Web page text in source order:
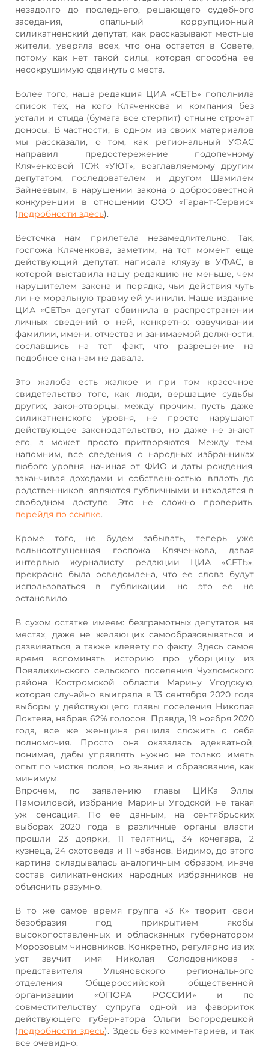
незадолго до последнего, решающего судебного
заседания, опальный коррупционный
силикатненский депутат, как рассказывают местные
жители, уверяла всех, что она остается в Совете,
потому как нет такой силы, которая способна ее
несокрушимую сдвинуть с места.
Более того, наша редакция ЦИА «СЕТЬ» пополнила
список тех, на кого Кляченкова и компания без
устали и стыда (бумага все стерпит) отныне строчат
доносы. В частности, в одном из своих материалов
мы рассказали, о том, как региональный УФАС
направил предостережение подопечному
Кляченковой ТСЖ «УЮТ», возглавляемому другим
депутатом, последователем и другом Шамилем
Зайнеевым, в нарушении закона о добросовестной
конкуренции в отношении ООО «Гарант-Сервис»
(подробности здесь).
Весточка нам прилетела незамедлительно. Так,
госпожа Кляченкова, заметим, на тот момент еще
действующий депутат, написала кляузу в УФАС, в
которой выставила нашу редакцию не меньше, чем
нарушителем закона и порядка, чьи действия чуть
ли не моральную травму ей учинили. Наше издание
ЦИА «СЕТЬ» депутат обвинила в распространении
личных сведений о ней, конкретно: озвучивании
фамилии, имени, отчества и занимаемой должности,
сославшись на тот факт, что разрешение на
подобное она нам не давала.
Это жалоба есть жалкое и при том красочное
свидетельство того, как люди, вершащие судьбы
других, законотворцы, между прочим, пусть даже
силикатненского уровня, не просто нарушают
действующее законодательство, но даже не знают
его, а может просто притворяются. Между тем,
напомним, все сведения о народных избранниках
любого уровня, начиная от ФИО и даты рождения,
заканчивая доходами и собственностью, вплоть до
родственников, являются публичными и находятся в
свободном доступе. Это не сложно проверить,
перейдя по ссылке.
Кроме того, не будем забывать, теперь уже
вольноотпущенная госпожа Кляченкова, давая
интервью журналисту редакции ЦИА «СЕТЬ»,
прекрасно была осведомлена, что ее слова будут
использоваться в публикации, но это ее не
остановило.
В сухом остатке имеем: безграмотных депутатов на
местах, даже не желающих самообразовываться и
развиваться, а также клевету по факту. Здесь самое
время вспоминать историю про уборщицу из
Повалихинского сельского поселения Чухломского
района Костромской области Марину Угодскую,
которая случайно выиграла в 13 сентября 2020 года
выборы у действующего главы поселения Николая
Локтева, набрав 62% голосов. Правда, 19 ноября 2020
года, все же женщина решила сложить с себя
полномочия. Просто она оказалась адекватной,
понимая, дабы управлять нужно не только иметь
опыт по чистке полов, но знания и образование, как
минимум.
Впрочем, по заявлению главы ЦИКа Эллы
Памфиловой, избрание Марины Угодской не такая
уж сенсация. По ее данным, на сентябрьских
выборах 2020 года в различные органы власти
прошли 23 доярки, 11 телятниц, 34 кочегара, 2
кузнеца, 24 охотоведа и 11 чабанов. Видимо, до этого
картина складывалась аналогичным образом, иначе
состав силикатненских народных избранников не
объяснить разумно.
В то же самое время группа «3 К» творит свои
безобразия под прикрытием якобы
высокопоставленных и обласканных губернатором
Морозовым чиновников. Конкретно, регулярно из их
уст звучит имя Николая Солодовникова -
представителя Ульяновского регионального
отделения Общероссийской общественной
организации «ОПОРА РОССИИ» и по
совместительству супруга одной из фавориток
действующего губернатора Ольги Богородецкой
(подробности здесь). Здесь без комментариев, и так
все очевидно.